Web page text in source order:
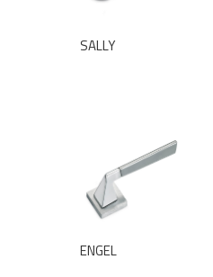
SALLY
ENGEL